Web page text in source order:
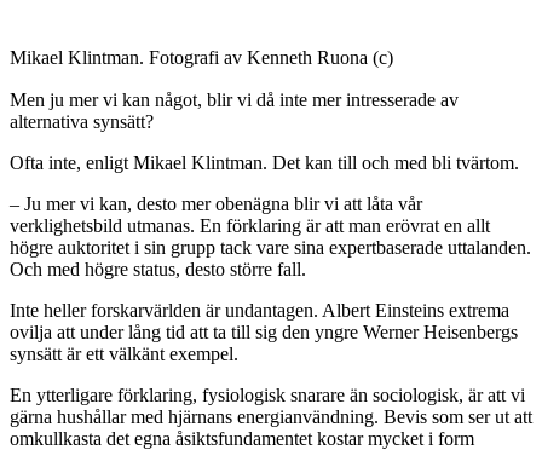
Mikael Klintman. Fotografi av Kenneth Ruona (c)
Men ju mer vi kan något, blir vi då inte mer intresserade av
alternativa synsätt?
Ofta inte, enligt Mikael Klintman. Det kan till och med bli tvärtom.
– Ju mer vi kan, desto mer obenägna blir vi att låta vår
verklighetsbild utmanas. En förklaring är att man erövrat en allt
högre auktoritet i sin grupp tack vare sina expertbaserade uttalanden.
Och med högre status, desto större fall.
Inte heller forskarvärlden är undantagen. Albert Einsteins extrema
ovilja att under lång tid att ta till sig den yngre Werner Heisenbergs
synsätt är ett välkänt exempel.
En ytterligare förklaring, fysiologisk snarare än sociologisk, är att vi
gärna hushållar med hjärnans energianvändning. Bevis som ser ut att
omkullkasta det egna åsiktsfundamentet kostar mycket i form